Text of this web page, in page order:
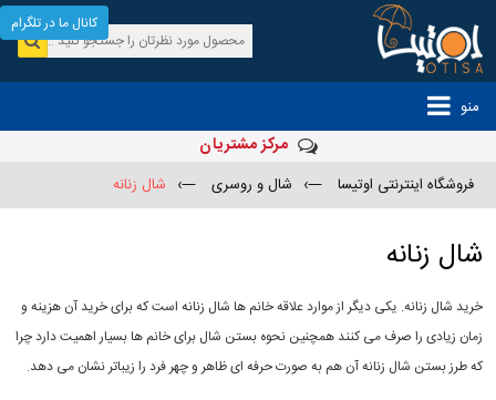
منو
مرکز مشتریان
فروشگاه اینترنتی اوتیسا —› شال و روسری —› شال زنانه
شال زنانه
خرید شال زنانه. یکی دیگر از موارد علاقه خانم ها شال زنانه است که برای خرید آن هزینه و
زمان زیادی را صرف می کنند همچنین نحوه بستن شال برای خانم ها بسیار اهمیت دارد چرا
که طرز بستن شال زنانه آن هم به صورت حرفه ای ظاهر و چهر فرد را زیباتر نشان می دهد.
کانال ما در تلگرام